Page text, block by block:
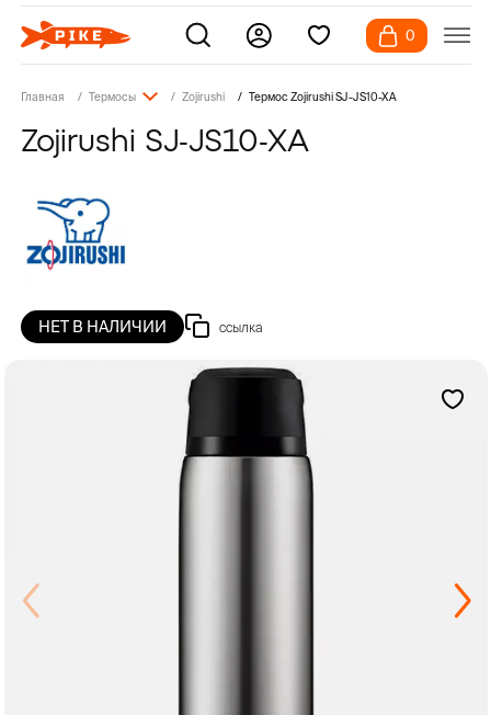
0
Главная Термосы Zojirushi Термос Zojirushi SJ-JS10-XA
Zojirushi SJ-JS10-XA
НЕТ В НАЛИЧИИ ссылка